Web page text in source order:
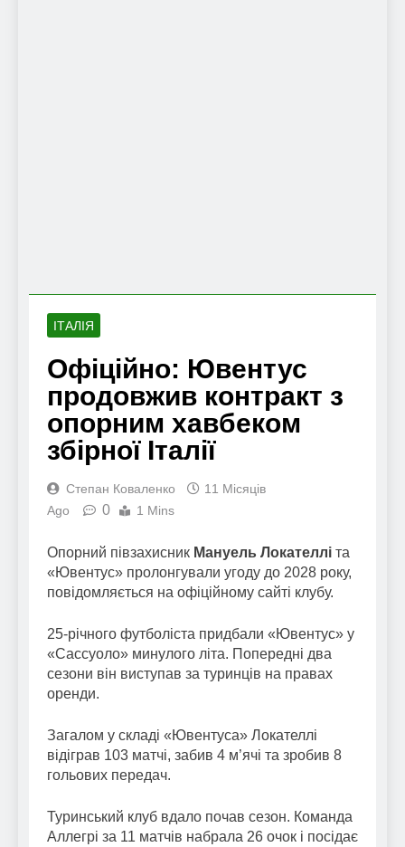
ІТАЛІЯ
Офіційно: Ювентус
продовжив контракт з
опорним хавбеком
збірної Італії
Степан Коваленко
11 Місяців
Ago
0 1 Mins
Опорний півзахисник Мануель Локателлі та
«Ювентус» пролонгували угоду до 2028 року,
повідомляється на офіційному сайті клубу.
25-річного футболіста придбали «Ювентус» у
«Сассуоло» минулого літа. Попередні два
сезони він виступав за туринців на правах
оренди.
Загалом у складі «Ювентуса» Локателлі
відіграв 103 матчі, забив 4 м’ячі та зробив 8
гольових передач.
Туринський клуб вдало почав сезон. Команда
Аллегрі за 11 матчів набрала 26 очок і посідає